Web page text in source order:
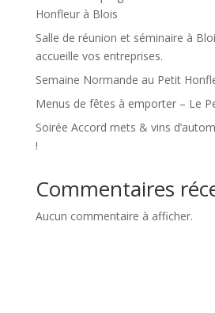
Honfleur à Blois
Salle de réunion et séminaire à
accueille vos entreprises.
Semaine Normande au Petit
Menus de fêtes à emporter – Le
Soirée Accord mets & vins
!
Commentaires
Aucun commentaire à afficher.